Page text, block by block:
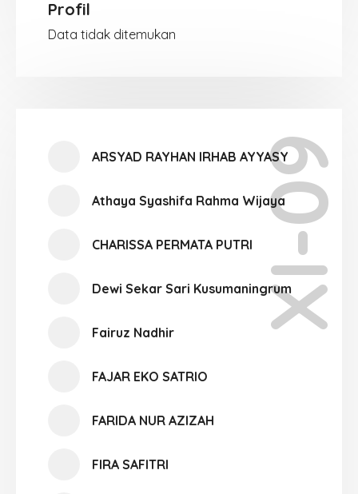
Profil
Data tidak ditemukan
XI-09
ARSYAD RAYHAN IRHAB AYYASY
Athaya Syashifa Rahma Wijaya
CHARISSA PERMATA PUTRI
Dewi Sekar Sari Kusumaningrum
Fairuz Nadhir
FAJAR EKO SATRIO
FARIDA NUR AZIZAH
FIRA SAFITRI